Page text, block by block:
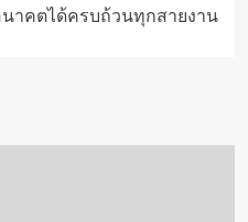
นาคตได้ครบถ้วนทุกสายงาน